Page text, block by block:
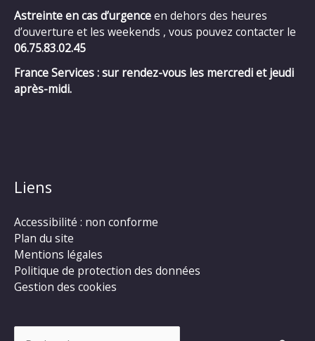
Astreinte en cas d’urgenceen dehors des heures
d’ouverture et les weekends , vous pouvez contacter le
06.75.83.02.45
France Services : sur rendez-vous les mercredi et jeudi
après-midi.
Liens
Accessibilité : non conforme
Plan du site
Mentions légales
Politique de protection des données
Gestion des cookies